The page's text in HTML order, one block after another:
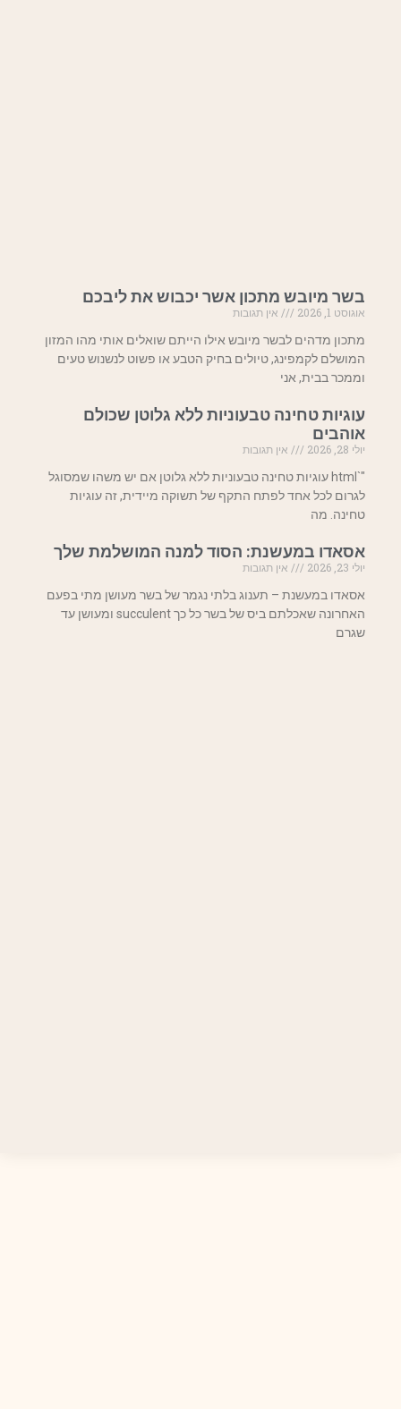
בשר מיובש מתכון אשר יכבוש את ליבכם
אוגוסט 1, 2026
אין תגובות
מתכון מדהים לבשר מיובש אילו הייתם שואלים אותי מהו המזון
המושלם לקמפינג, טיולים בחיק הטבע או פשוט לנשנוש טעים
וממכר בבית, אני
עוגיות טחינה טבעוניות ללא גלוטן שכולם
אוהבים
יולי 28, 2026
אין תגובות
"`html עוגיות טחינה טבעוניות ללא גלוטן אם יש משהו שמסוגל
לגרום לכל אחד לפתח התקף של תשוקה מיידית, זה עוגיות
טחינה. מה
אסאדו במעשנת: הסוד למנה המושלמת שלך
יולי 23, 2026
אין תגובות
אסאדו במעשנת – תענוג בלתי נגמר של בשר מעושן מתי בפעם
האחרונה שאכלתם ביס של בשר כל כך succulent ומעושן עד
שגרם